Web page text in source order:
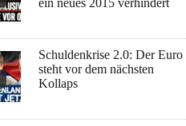
Schuldenkrise 2.0: Der Euro
steht vor dem nächsten
Kollaps